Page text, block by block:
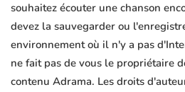
souhaitez écouter une chanson
devez la sauvegarder ou
environnement où il n'y a pas
ne fait pas de vous le propriétaire
contenu Adrama. Les droits